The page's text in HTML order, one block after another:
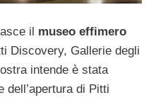
il museo effimero
Discovery, Gallerie degli
intende è stata
dell’apertura di Pitti